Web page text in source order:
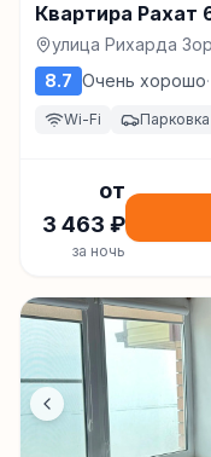
Квартира Рахат
улица Рихарда
8.7 Очень хорошо·
Wi-Fi Парковка
от
3 463 ₽
за ночь